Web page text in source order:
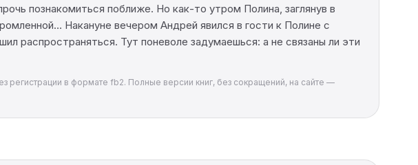
познакомиться поближе. Но как-то утром Полина, заглянув в
Накануне вечером Андрей явился в гости к Полине с
распространяться. Тут поневоле задумаешься: а не связаны ли эти
регистрации в формате fb2. Полные версии книг, без сокращений, на сайте —